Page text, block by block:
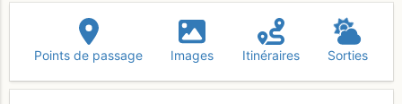
Points de passage Images Itinéraires Sorties